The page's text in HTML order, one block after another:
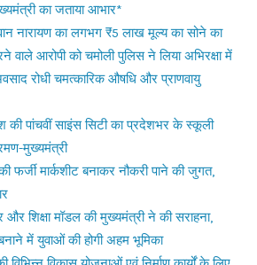
का जताया आभार*
नारायण का लगभग ₹5 लाख मूल्य का सोने का
वाले आरोपी को चमोली पुलिस ने लिया अभिरक्षा में
रोधी चमत्कारिक औषधि और प्राणवायु
की पांचवीं साइंस सिटी का प्रदेशभर के स्कूली
मुख्यमंत्री
फर्जी मार्कशीट बनाकर नौकरी पाने की जुगत,
और शिक्षा मॉडल की मुख्यमंत्री ने की सराहना,
में युवाओं की होगी अहम भूमिका